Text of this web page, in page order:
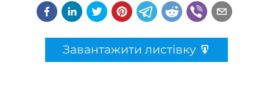
Завантажити листівку